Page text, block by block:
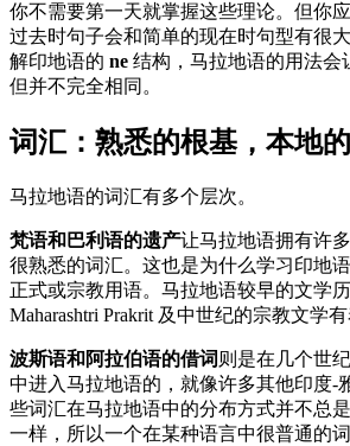
你不需要第一天就掌握这些理论。但你
过去时句子会和简单的现在时句型有很
解印地语的 ne 结构，马拉地语的用法会
但并不完全相同。
词汇：熟悉的根基，本地
马拉地语的词汇有多个层次。
梵语和巴利语的遗产让马拉地语拥有许
很熟悉的词汇。这也是为什么学习印地
正式或宗教用语。马拉地语较早的文学
Maharashtri Prakrit 及中世纪的宗教文学有
波斯语和阿拉伯语的借词 则是在几个世
中进入马拉地语的，就像许多其他印度-
些词汇在马拉地语中的分布方式并不总
一样，所以一个在某种语言中很普通的